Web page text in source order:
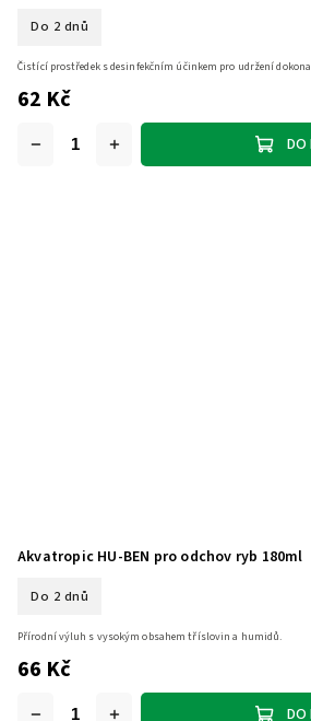
Do 2 dnů
62 Kč
DO
Čistící prostředek s desinfekčním účinkem pro udržení
Akvatropic HU-BEN pro odchov ryb 180ml
Do 2 dnů
66 Kč
DO
Přírodní výluh s vysokým obsahem tříslovin a humidů.